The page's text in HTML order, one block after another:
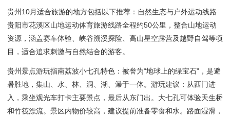
贵州10月适合旅游的地方包括以下推荐：自然生态与户外运动线路
贵阳市花溪区山地运动体育旅游线路全程约50公里，整合山地运动
资源，涵盖赛车体验、峡谷溯溪探险、高山星空露营及越野自驾等项
目，适合追求刺激与自然结合的游客。
贵州景点游玩指南荔波小七孔特色：被誉为“地球上的绿宝石”，是避
暑胜地，集山、水、林、洞、湖、瀑于一体。游玩建议：从西门进
入，乘坐观光车打卡主要景点，最后从东门出。大七孔可体验天生桥
和竹筏漂流。景区内物价较高，建议提前准备零食和水。路面湿滑，